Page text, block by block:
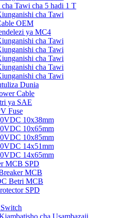
Tawi cha 5 hadi 1 T
cha Tawi
OEM
ya MC4
cha Tawi
cha Tawi
cha Tawi
cha Tawi
cha Tawi
Dunia
Cable
ya SAE
Fuse
10x38mm
10x65mm
10x85mm
14x51mm
14x65mm
MCB SPD
MCB
Betri MCB
SPD
cha Usambazaji